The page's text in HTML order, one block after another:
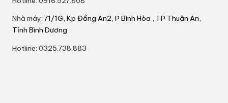
Nhà máy: 71/1G, Kp Đồng An2, P Bình Hòa , TP Thuận An,
Tỉnh Bình Dương
Hotline: 0325.738.883